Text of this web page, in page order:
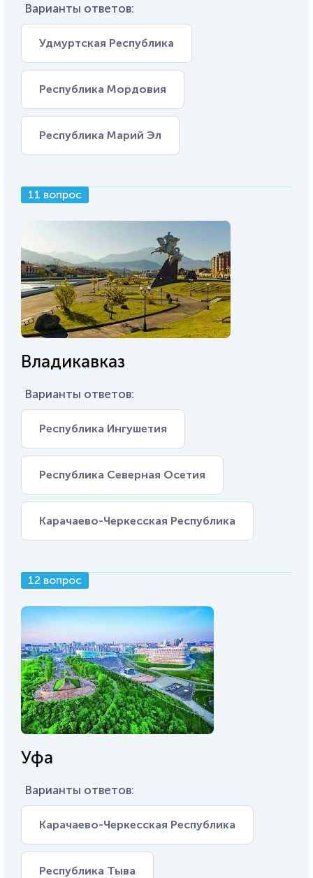
Варианты ответов:
Удмуртская Республика
Республика Мордовия
Республика Марий Эл
11 вопрос
Владикавказ
Варианты ответов:
Республика Ингушетия
Республика Северная Осетия
Карачаево-Черкесская Республика
12 вопрос
Уфа
Варианты ответов:
Карачаево-Черкесская Республика
Республика Тыва